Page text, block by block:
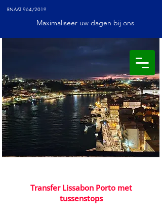
RNAAT 964/2019
Maximaliseer uw dagen bij ons
​Transfer Lissabon Porto met
tussenstops